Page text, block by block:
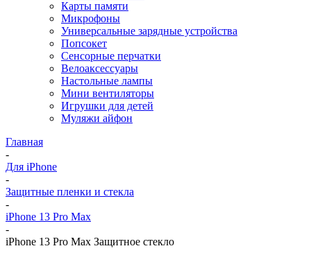
Карты памяти
Микрофоны
Универсальные зарядные устройства
Попсокет
Сенсорные перчатки
Велоаксессуары
Настольные лампы
Мини вентиляторы
Игрушки для детей
Муляжи айфон
Главная
-
Для iPhone
-
Защитные пленки и стекла
-
iPhone 13 Pro Max
-
iPhone 13 Pro Max Защитное стекло